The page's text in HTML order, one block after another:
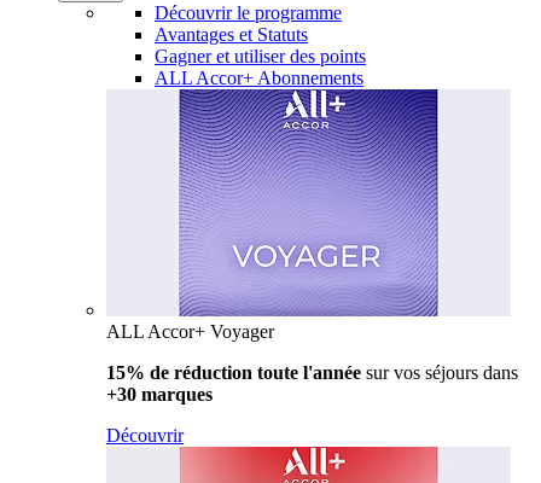
Découvrir le programme
Avantages et Statuts
Gagner et utiliser des points
ALL Accor+ Abonnements
ALL Accor+ Voyager
15% de réduction toute l'année sur vos séjours dans
+30 marques
Découvrir